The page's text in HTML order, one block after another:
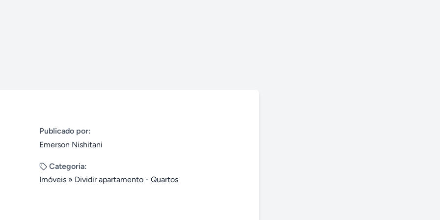
Publicado por:
Emerson Nishitani
Categoria:
Imóveis » Dividir apartamento - Quartos